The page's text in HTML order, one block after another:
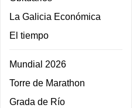
La Galicia Económica
El tiempo
Mundial 2026
Torre de Marathon
Grada de Río